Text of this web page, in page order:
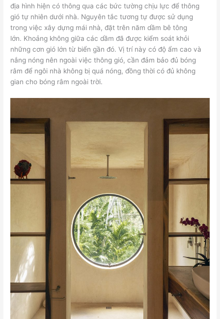
địa hình hiện có thông qua các bức tường chịu lực để thông
gió tự nhiên dưới nhà. Nguyên tắc tương tự được sử dụng
trong việc xây dựng mái nhà, đặt trên năm dầm bê tông
lớn. Khoảng không giữa các dầm đã được kiểm soát khỏi
những cơn gió lớn từ biển gần đó. Vị trí này có độ ẩm cao và
nắng nóng nên ngoài việc thông gió, cần đảm bảo đủ bóng
râm để ngôi nhà không bị quá nóng, đồng thời có đủ không
gian cho bóng râm ngoài trời.